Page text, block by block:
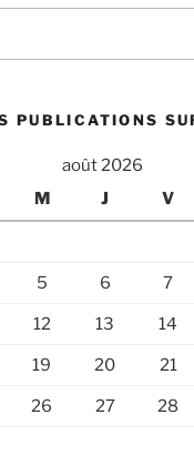
PUBLICATIONS
août 2026
M J V
5 6 7
12 13 14
19 20 21
26 27 28